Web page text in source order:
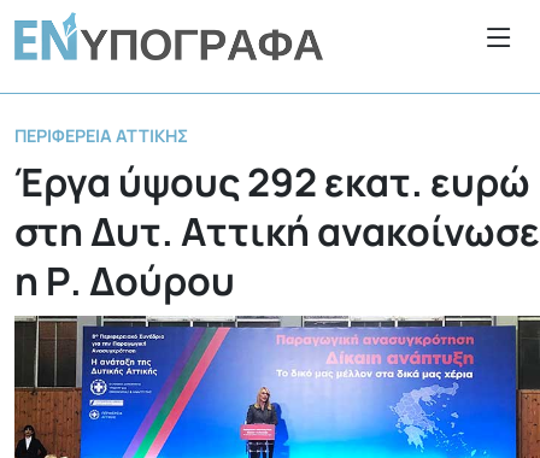
ΠΕΡΙΦΈΡΕΙΑ ΑΤΤΙΚΉΣ
Έργα ύψους 292 εκατ. ευρώ
στη Δυτ. Αττική ανακοίνωσε
η Ρ. Δούρου